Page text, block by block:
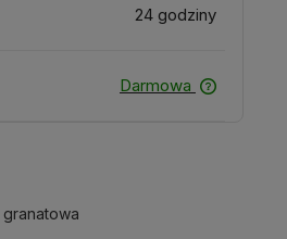
24 godziny
Darmowa
granatowa